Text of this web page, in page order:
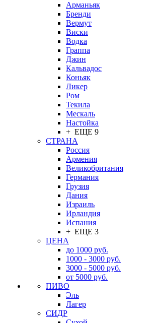
Арманьяк
Бренди
Вермут
Виски
Водка
Граппа
Джин
Кальвадос
Коньяк
Ликер
Ром
Текила
Мескаль
Настойка
+ ЕЩЕ 9
СТРАНА
Россия
Армения
Великобритания
Германия
Грузия
Дания
Израиль
Ирландия
Испания
+ ЕЩЕ 3
ЦЕНА
до 1000 руб.
1000 - 3000 руб.
3000 - 5000 руб.
от 5000 руб.
ПИВО
Эль
Лагер
СИДР